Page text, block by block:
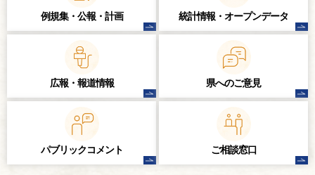
例規集・公報・計画 統計情報・ オープンデータ
広報・報道情報 県へのご意見
パブリックコメント ご相談窓口